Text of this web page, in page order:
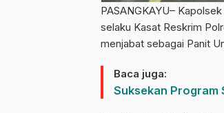
PASANGKAYU–
selaku Kasat Reskrim
menjabat sebagai Panit
Baca juga:
Suksekan Program